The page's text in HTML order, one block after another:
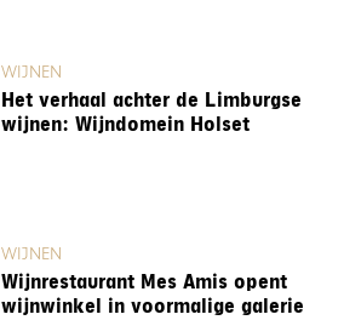
WIJNEN
Het verhaal achter de Limburgse
wijnen: Wijndomein Holset
WIJNEN
Wijnrestaurant Mes Amis opent
wijnwinkel in voormalige galerie